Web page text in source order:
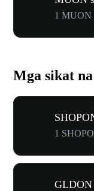
1 MUON
Mga sikat
1
GLDON